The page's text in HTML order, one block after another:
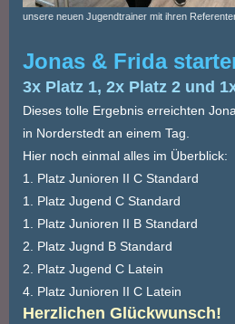
unsere neuen Jugendtrainer mit ihren
Jonas & Frida
3x Platz 1, 2x Platz 2 und
Dieses tolle Ergebnis erreichten
in Norderstedt an einem Tag.
Hier noch einmal alles im Überblick:
1. Platz Junioren II C Standard
1. Platz Jugend C Standard
1. Platz Junioren II B Standard
2. Platz Jugnd B Standard
2. Platz Jugend C Latein
4. Platz Junioren II C Latein
Herzlichen Glückwunsch!